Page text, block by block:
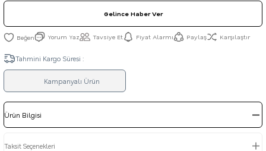
Gelince Haber Ver
Yorum Yaz Tavsiye Et Fiyat Alarmı Paylaş Karşılaştır
Tahmini Kargo Süresi :
Kampanyalı Ürün
Ürün Bilgisi
Taksit Seçenekleri